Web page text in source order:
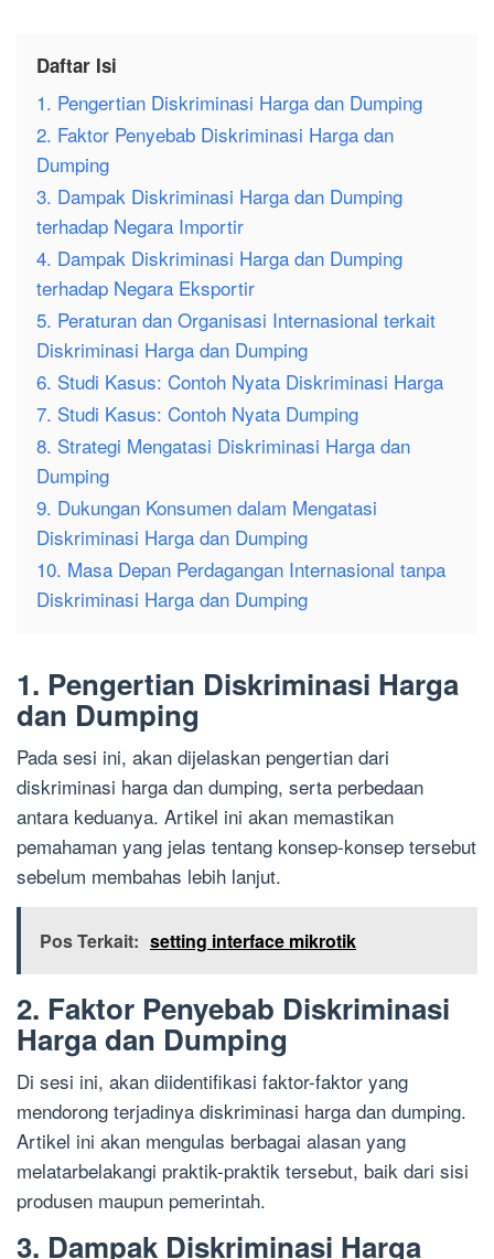
Daftar Isi
1. Pengertian Diskriminasi Harga dan Dumping
2. Faktor Penyebab Diskriminasi Harga dan
Dumping
3. Dampak Diskriminasi Harga dan Dumping
terhadap Negara Importir
4. Dampak Diskriminasi Harga dan Dumping
terhadap Negara Eksportir
5. Peraturan dan Organisasi Internasional terkait
Diskriminasi Harga dan Dumping
6. Studi Kasus: Contoh Nyata Diskriminasi Harga
7. Studi Kasus: Contoh Nyata Dumping
8. Strategi Mengatasi Diskriminasi Harga dan
Dumping
9. Dukungan Konsumen dalam Mengatasi
Diskriminasi Harga dan Dumping
10. Masa Depan Perdagangan Internasional tanpa
Diskriminasi Harga dan Dumping
1. Pengertian Diskriminasi Harga
dan Dumping
Pada sesi ini, akan dijelaskan pengertian dari
diskriminasi harga dan dumping, serta perbedaan
antara keduanya. Artikel ini akan memastikan
pemahaman yang jelas tentang konsep-konsep tersebut
sebelum membahas lebih lanjut.
Pos Terkait: setting interface mikrotik
2. Faktor Penyebab Diskriminasi
Harga dan Dumping
Di sesi ini, akan diidentifikasi faktor-faktor yang
mendorong terjadinya diskriminasi harga dan dumping.
Artikel ini akan mengulas berbagai alasan yang
melatarbelakangi praktik-praktik tersebut, baik dari sisi
produsen maupun pemerintah.
3. Dampak Diskriminasi Harga